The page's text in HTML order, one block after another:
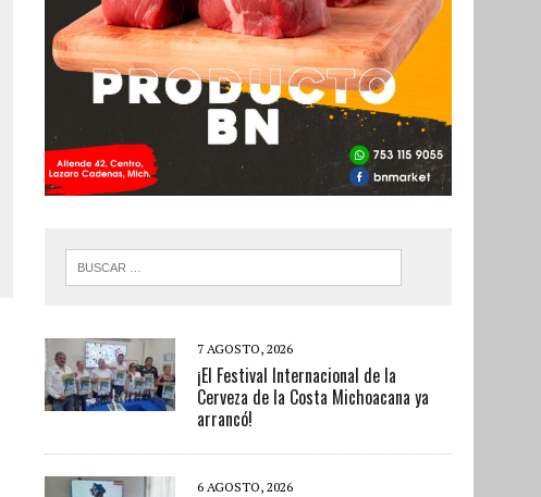
7 AGOSTO, 2026
¡El Festival Internacional de la
Cerveza de la Costa Michoacana ya
arrancó!
6 AGOSTO, 2026